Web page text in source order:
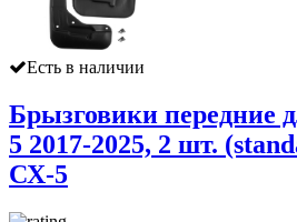
Есть в наличии
Брызговики передние
5 2017-2025, 2 шт.
СХ-5